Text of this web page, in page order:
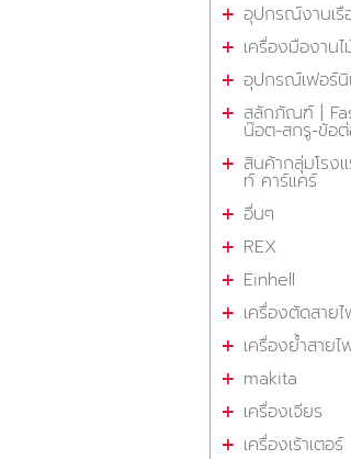
อุปกรณ์งานเรื
เครื่องมืองานไ
อุปกรณ์เฟอร์นิ
สลักภัณฑ์ |
น๊อต-สกรู-ข้อ
สินค้ากลุ่มโรง
ท์ คาร์แคร์
อื่นๆ
REX
Einhell
เครื่องตัดสายไ
เครื่องย้ำสายไ
makita
เครื่องเจียร
เครื่องเร้าเตอร์